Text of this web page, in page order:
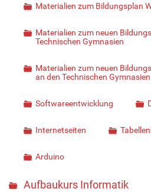
Materialien zum Bildungsplan
Materialien zum neuen
Technischen Gymnasien
Materialien zum neuen
an den Technischen Gymnasien
Softwareentwicklung
Internetseiten
Arduino
Aufbaukurs Informatik